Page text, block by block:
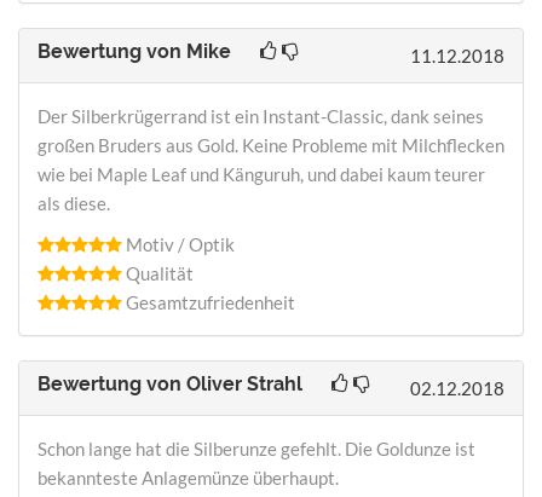
Bewertung von Mike 11.12.2018
Der Silberkrügerrand ist ein Instant-Classic, dank seines
großen Bruders aus Gold. Keine Probleme mit Milchflecken
wie bei Maple Leaf und Känguruh, und dabei kaum teurer
als diese.
Motiv / Optik
Qualität
Gesamtzufriedenheit
Bewertung von Oliver Strahl 02.12.2018
Schon lange hat die Silberunze gefehlt. Die Goldunze ist
bekannteste Anlagemünze überhaupt.